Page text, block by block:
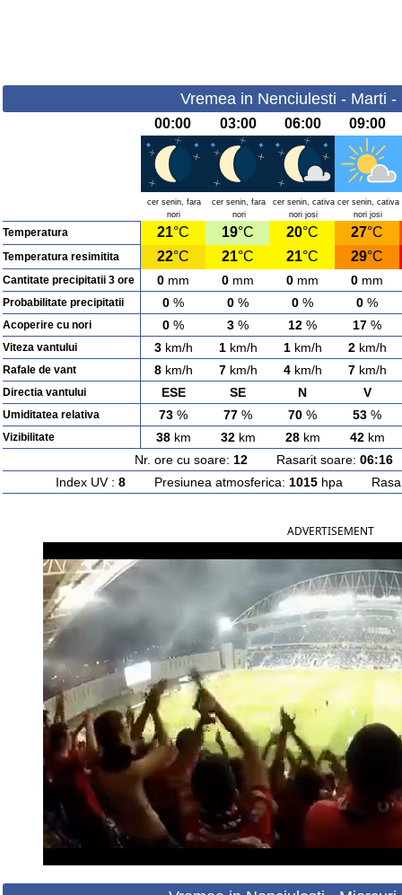
Vremea in Nenciulesti - Marti -
00:00 03:00 06:00 09:00
cer senin, fara
nori
cer senin, fara
nori
cer senin, cativa
nori josi
cer senin, cativa
nori josi
Temperatura 21°C 19°C 20°C 27°C
Temperatura resimitita 22°C 21°C 21°C 29°C
Cantitate precipitatii 3 ore 0 mm 0 mm 0 mm 0 mm
Probabilitate precipitatii 0 % 0 % 0 % 0 %
Acoperire cu nori 0 % 3 % 12 % 17 %
Viteza vantului 3km/h 1km/h 1km/h 2km/h
Rafale de vant 8km/h 7km/h 4km/h 7km/h
Directia vantului ESE SE N V
Umiditatea relativa 73 % 77 % 70 % 53 %
Vizibilitate 38km 32km 28km 42km
Nr. ore cu soare: 12Rasarit soare: 06:16
Index UV : 8 Presiunea atmosferica: 1015 hpa
ADVERTISEMENT